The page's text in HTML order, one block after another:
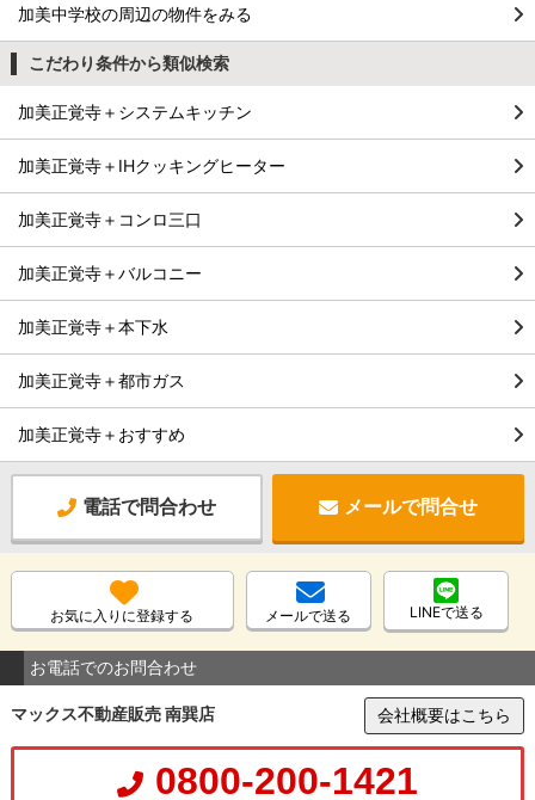
加美中学校の周辺の物件をみる
こだわり条件から類似検索
加美正覚寺＋システムキッチン
加美正覚寺＋IHクッキングヒーター
加美正覚寺＋コンロ三口
加美正覚寺＋バルコニー
加美正覚寺＋本下水
加美正覚寺＋都市ガス
加美正覚寺＋おすすめ
電話で問合わせ メールで問合せ
お気に入りに登録する メールで送る LINEで送る
お電話でのお問合わせ
マックス不動産販売 南巽店 会社概要はこちら
0800-200-1421